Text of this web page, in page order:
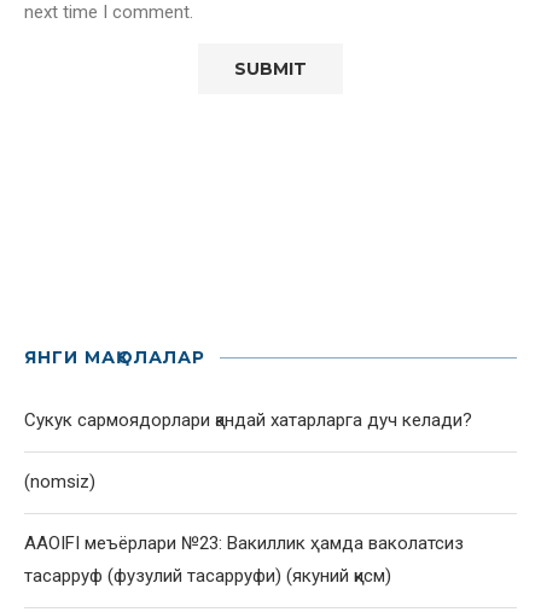
next time I comment.
ЯНГИ МАҚОЛАЛАР
Сукук сармоядорлари қандай хатарларга дуч келади?
(nomsiz)
AAOIFI меъёрлари №23: Вакиллик ҳамда ваколатсиз
тасарруф (фузулий тасарруфи) (якуний қисм)